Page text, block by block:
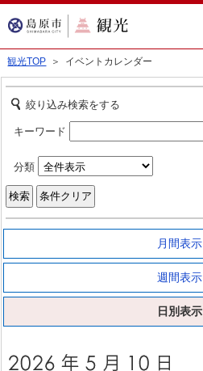
観光TOP ＞ イベントカレンダー
絞り込み検索をする
キーワード
分類
月間表示
週間表示
日別表示